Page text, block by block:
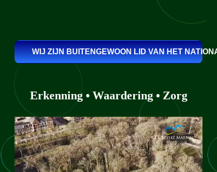
WIJ ZIJN BUITENGEWOON LID VAN HET
Erkenning • Waardering • Zorg